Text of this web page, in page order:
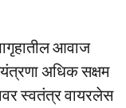
आवाज
अधिक सक्षम
स्वतंत्र वायरलेस